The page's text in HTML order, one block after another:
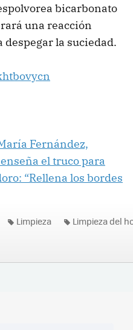
bicarbonato
una reacción
despegar la suciedad.
Fernández,
el truco para
“Rellena los bordes
Limpieza Limpieza del